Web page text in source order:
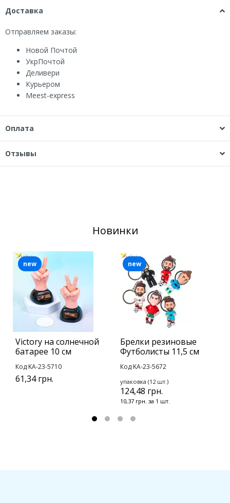
Доставка
Отправляем заказы:
Новой Почтой
УкрПочтой
Деливери
Курьером
Мeest-express
Оплата
Отзывы
Новинки
Victory на солнечной
батарее 10 см
Код KA-23-5710
61,34 грн.
new
Брелки резиновые
Футболисты 11,5 см
Код KA-23-5672
упаковка (12 шт.)
124,48 грн.
10,37 грн. за 1 шт.
new